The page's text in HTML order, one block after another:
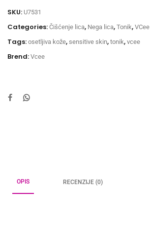
SKU: U7531
Categories: Čišćenje lica, Nega lica, Tonik, VCee
Tags: osetljiva kože, sensitive skin, tonik, vcee
Brend: Vcee
OPIS RECENZIJE (0)